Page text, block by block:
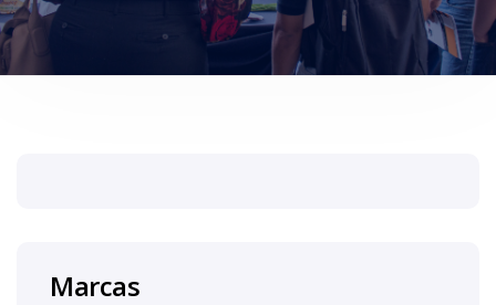
Marcas